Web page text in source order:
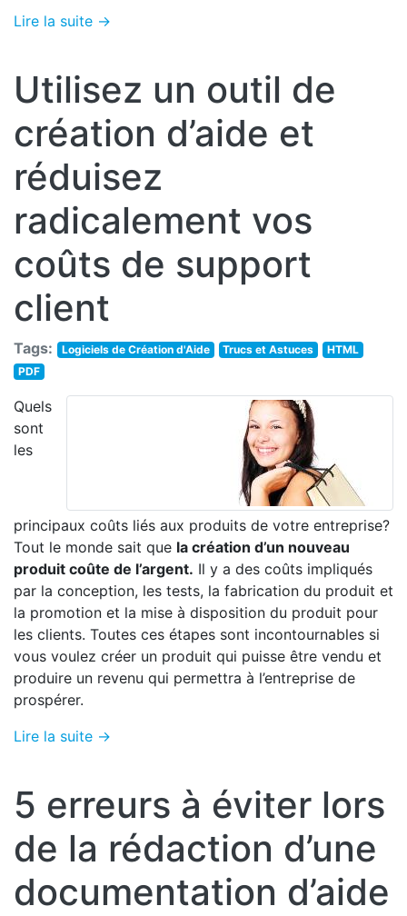
Lire la suite →
Utilisez un outil de
création d’aide et
réduisez
radicalement vos
coûts de support
client
Tags: Logiciels de Création d'Aide Trucs et Astuces
HTML
PDF
Quels
sont
les
principaux coûts liés aux produits de votre entreprise?
Tout le monde sait que la création d’un nouveau
produit coûte de l’argent. Il y a des coûts impliqués
par la conception, les tests, la fabrication du produit et
la promotion et la mise à disposition du produit pour
les clients. Toutes ces étapes sont incontournables si
vous voulez créer un produit qui puisse être vendu et
produire un revenu qui permettra à l’entreprise de
prospérer.
Lire la suite →
5 erreurs à éviter lors
de la rédaction d’une
documentation d’aide